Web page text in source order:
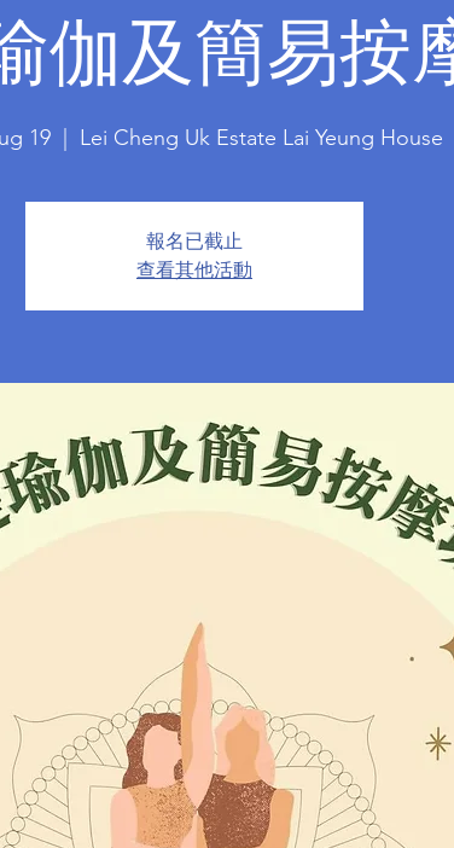
伽及簡易按
19
  |
Lei Cheng Uk Estate Lai Yeung House
報名已截止
查看其他活動